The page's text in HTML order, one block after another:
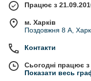
Працює з
м. Харків
Поздовжня 8 А,
Контакти
Сьогодні працює
Показати весь